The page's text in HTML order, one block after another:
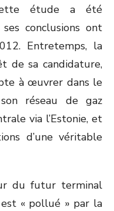
étude a été
conclusions ont
Entretemps, la
de sa candidature,
à œuvrer dans le
réseau de gaz
via l’Estonie, et
d’une véritable
du futur terminal
« pollué » par la